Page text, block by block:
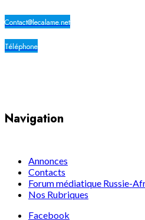
Contact@lecalame.net
Téléphone
Navigation
Annonces
Contacts
Forum médiatique Russie-
Nos Rubriques
Facebook